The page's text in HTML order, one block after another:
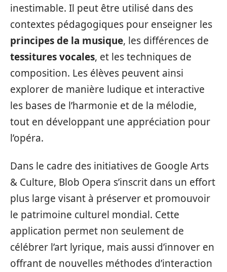
inestimable. Il peut être utilisé dans des
contextes pédagogiques pour enseigner les
principes de la musique, les différences de
tessitures vocales, et les techniques de
composition. Les élèves peuvent ainsi
explorer de manière ludique et interactive
les bases de l’harmonie et de la mélodie,
tout en développant une appréciation pour
l’opéra.
Dans le cadre des initiatives de Google Arts
& Culture, Blob Opera s’inscrit dans un effort
plus large visant à préserver et promouvoir
le patrimoine culturel mondial. Cette
application permet non seulement de
célébrer l’art lyrique, mais aussi d’innover en
offrant de nouvelles méthodes d’interaction